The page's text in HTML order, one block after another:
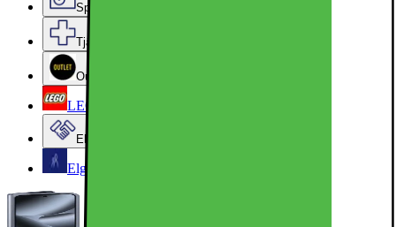
Sport & Fritid
Tjänster & Tillbehör
Outlet
LEGO
Elgiganten Företag
Elgiganten Kundklubb